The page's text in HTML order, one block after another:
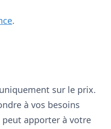
.
sur le prix.
à vos besoins
peut apporter à votre